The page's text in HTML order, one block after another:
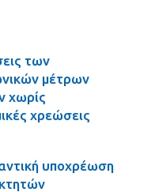
των
μέτρων
χωρίς
χρεώσεις
υποχρέωση